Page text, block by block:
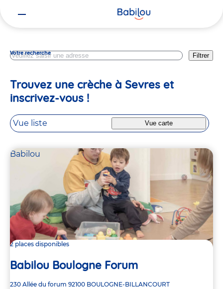
Votre recherche Filtrer
Trouvez une crèche à Sevres et
inscrivez-vous !
Vue liste Vue carte
Babilou
2 places disponibles
Babilou Boulogne Forum
Adresse
230 Allée du forum 92100 BOULOGNE-BILLANCOURT